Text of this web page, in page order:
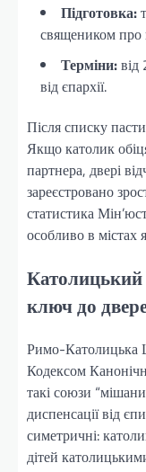
Підготовка:
священиком
Терміни:від
від єпархії.
Після списку
Якщо католик
партнера, двері
зареєстровано
статистика
особливо в містах
Католицький
ключ до
Римо-Католицька
Кодексом
такі союзи
диспенсації від
симетричні:
дітей